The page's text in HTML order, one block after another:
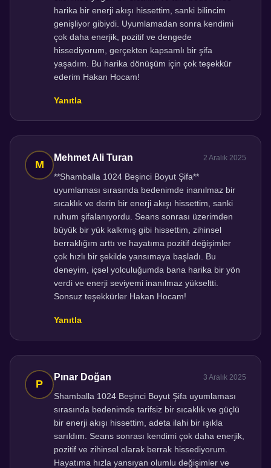
harika bir enerji akışı hissettim, sanki bilincim
genişliyor gibiydi. Uyumlamadan sonra kendimi
çok daha enerjik, pozitif ve dengede
hissediyorum, gerçekten kapsamlı bir şifa
yaşadım. Bu harika dönüşüm için çok teşekkür
ederim Hakan Hocam!
Yanıtla
Mehmet Ali Turan 2 Aralık 2025
**Shamballa 1024 Beşinci Boyut Şifa**
uyumlaması sırasında bedenimde inanılmaz bir
sıcaklık ve derin bir enerji akışı hissettim, sanki
ruhum şifalanıyordu. Seans sonrası üzerimden
büyük bir yük kalkmış gibi hissettim, zihinsel
berraklığım arttı ve hayatıma pozitif değişimler
çok hızlı bir şekilde yansımaya başladı. Bu
deneyim, içsel yolculuğumda bana harika bir yön
verdi ve enerji seviyemi inanılmaz yükseltti.
Sonsuz teşekkürler Hakan Hocam!
Yanıtla
Pınar Doğan 3 Aralık 2025
Shamballa 1024 Beşinci Boyut Şifa uyumlaması
sırasında bedenimde tarifsiz bir sıcaklık ve güçlü
bir enerji akışı hissettim, adeta ilahi bir ışıkla
sarıldım. Seans sonrası kendimi çok daha enerjik,
pozitif ve zihinsel olarak berrak hissediyorum.
Hayatıma hızla yansıyan olumlu değişimler ve